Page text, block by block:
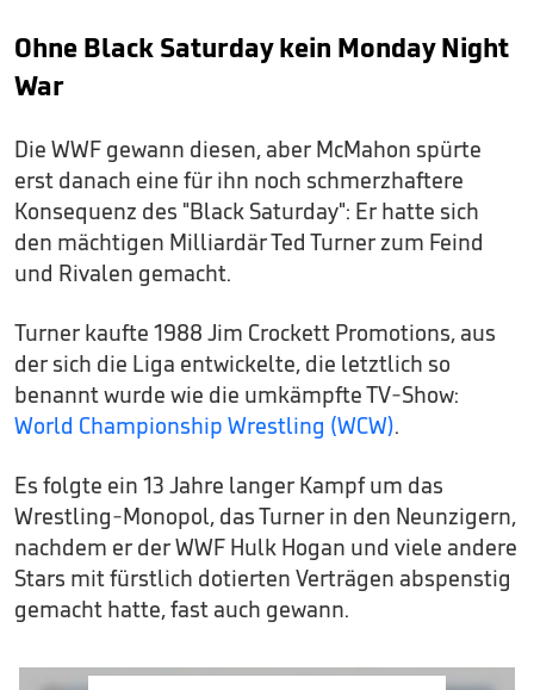
Ohne Black Saturday kein Monday Night
War
Die WWF gewann diesen, aber McMahon spürte
erst danach eine für ihn noch schmerzhaftere
Konsequenz des "Black Saturday": Er hatte sich
den mächtigen Milliardär Ted Turner zum Feind
und Rivalen gemacht.
Turner kaufte 1988 Jim Crockett Promotions, aus
der sich die Liga entwickelte, die letztlich so
benannt wurde wie die umkämpfte TV-Show:
World Championship Wrestling (WCW).
Es folgte ein 13 Jahre langer Kampf um das
Wrestling-Monopol, das Turner in den Neunzigern,
nachdem er der WWF Hulk Hogan und viele andere
Stars mit fürstlich dotierten Verträgen abspenstig
gemacht hatte, fast auch gewann.